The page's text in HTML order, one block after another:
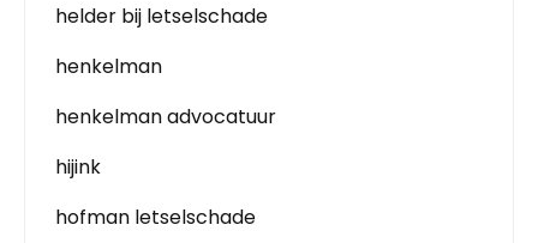
helder bij letselschade
henkelman
henkelman advocatuur
hijink
hofman letselschade